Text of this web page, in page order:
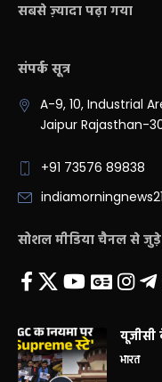
सबसे ज़्यादा पढ़ा गया
संपर्क सूत्र
A-9, 10, Industrial
Jaipur Rajasthan-
+91 73576 89838
सोशल मीडिया चैनल से जुड़े
यूजीसी
भारत